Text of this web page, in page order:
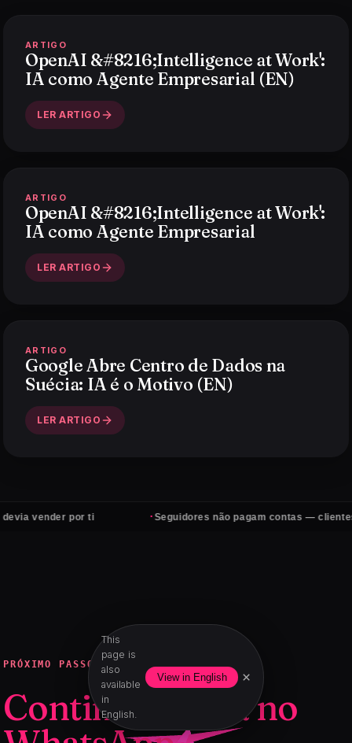
This
page is
also
available
in
English.
View in English ×
ARTIGO
OpenAI &#8216;Intelligence at Work':
IA como Agente Empresarial (EN)
LER ARTIGO
ARTIGO
OpenAI &#8216;Intelligence at Work':
IA como Agente Empresarial
LER ARTIGO
ARTIGO
Google Abre Centro de Dados na
Suécia: IA é o Motivo (EN)
LER ARTIGO
por ti · Seguidores não pagam contas — clientes sim
PRÓXIMO PASSO
Continua agora no